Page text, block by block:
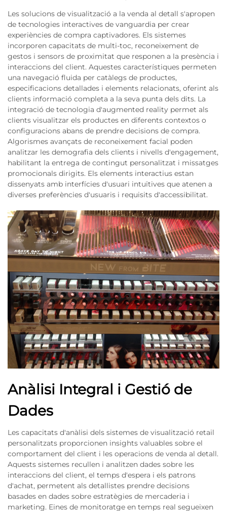
Les solucions de visualització a la venda al detall s'apropen
de tecnologies interactives de vanguardia per crear
experiències de compra captivadores. Els sistemes
incorporen capacitats de multi-toc, reconeixement de
gestos i sensors de proximitat que responen a la presència i
interaccions del client. Aquestes característiques permeten
una navegació fluida per catàlegs de productes,
especificacions detallades i elements relacionats, oferint als
clients informació completa a la seva punta dels dits. La
integració de tecnologia d'augmented reality permet als
clients visualitzar els productes en diferents contextos o
configuracions abans de prendre decisions de compra.
Algorismes avançats de reconeixement facial poden
analitzar les demografia dels clients i nivells d'engagement,
habilitant la entrega de contingut personalitzat i missatges
promocionals dirigits. Els elements interactius estan
dissenyats amb interfícies d'usuari intuïtives que atenen a
diverses preferències d'usuaris i requisits d'accessibilitat.
Anàlisi Integral i Gestió de
Dades
Les capacitats d'anàlisi dels sistemes de visualització retail
personalitzats proporcionen insights valuables sobre el
comportament del client i les operacions de venda al detall.
Aquests sistemes recullen i analitzen dades sobre les
interaccions del client, el temps d'espera i els patrons
d'achat, permetent als detallistes prendre decisions
basades en dades sobre estratègies de mercaderia i
marketing. Eines de monitoratge en temps real segueixen